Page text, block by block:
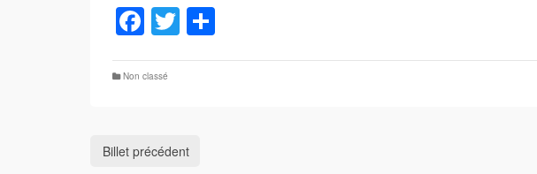
Facebook
Twitter
Non classé
Billet précédent